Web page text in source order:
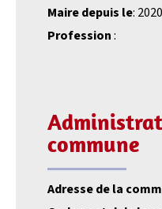
Maire depuis le: 2020
Profession:
commune
Adresse de la